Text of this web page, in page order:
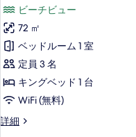
表
示
す
る
ラ
ミ
ッ
ク
ス
タ
ジ
ビーチビュー
72 ㎡
ベッドルーム 1 室
定員 3 名
キングベッド 1 台
WiFi (無料)
詳細
パ